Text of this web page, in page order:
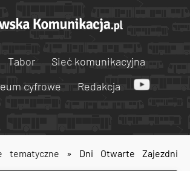
Tabor
Sieć komunikacyjna
cyfrowe Redakcja
tematyczne » Dni Otwarte Zajezdni